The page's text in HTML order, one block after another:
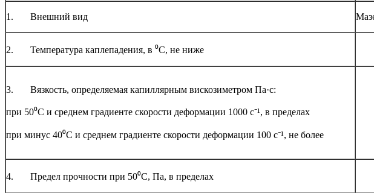
1. Внешний вид
2. Температура каплепадения, в ⁰С, не ниже
3. Вязкость, определяемая капиллярным вискозиметром Па·с:
при 50⁰С и среднем градиенте скорости деформации 1000 с⁻¹, в пределах
при минус 40⁰С и среднем градиенте скорости деформации 100 с⁻¹, не более
4. Предел прочности при 50⁰С, Па, в пределах